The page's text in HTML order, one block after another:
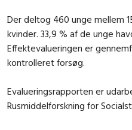
Der deltog 460 unge mellem
kvinder. 33,9 % af de unge
Effektevalueringen er
kontrolleret forsøg.
Evalueringsrapporten er
Rusmiddelforskning for